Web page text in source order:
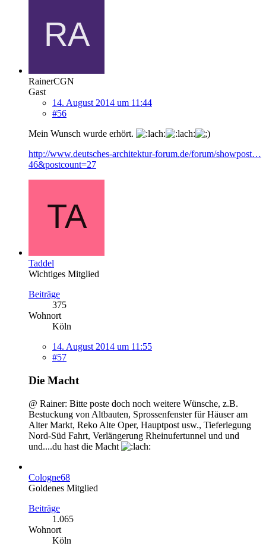
RainerCGN
Gast
14. August 2014 um 11:44
#56
Mein Wunsch wurde erhört.
http://www.deutsches-architektur-forum.de/forum/showpost…
46&postcount=27
Taddel
Wichtiges Mitglied
Beiträge
375
Wohnort
Köln
14. August 2014 um 11:55
#57
Die Macht
@ Rainer: Bitte poste doch noch weitere Wünsche, z.B.
Bestuckung von Altbauten, Sprossenfenster für Häuser am
Alter Markt, Reko Alte Oper, Hauptpost usw., Tieferlegung
Nord-Süd Fahrt, Verlängerung Rheinufertunnel und und
und....du hast die Macht
Cologne68
Goldenes Mitglied
Beiträge
1.065
Wohnort
Köln